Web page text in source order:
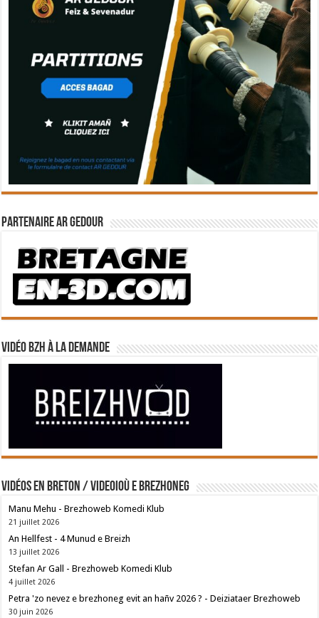
Partenaire Ar Gedour
Vidéo BZH à la demande
Vidéos en breton / Videoioù e brezhoneg
Manu Mehu - Brezhoweb Komedi Klub
21 juillet 2026
An Hellfest - 4 Munud e Breizh
13 juillet 2026
Stefan Ar Gall - Brezhoweb Komedi Klub
4 juillet 2026
Petra 'zo nevez e brezhoneg evit an hañv 2026 ? - Deiziataer Brezhoweb
30 juin 2026